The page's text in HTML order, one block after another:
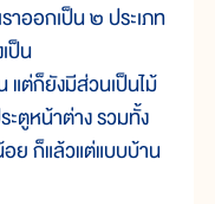
ออกเป็น ๒ ประเภท
ป็น
ต่ก็ยังมีส่วนเป็นไม้
ตูหน้าต่าง รวมทั้ง
อย ก็แล้วแต่แบบบ้าน